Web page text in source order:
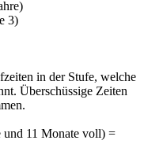
Stufe 3)
in der Stufe, welche
Überschüssige Zeiten
11 Monate voll) =